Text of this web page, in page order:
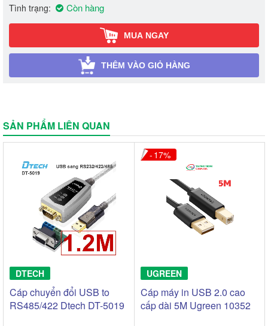
Tình trạng Còn hàng
MUA NGAY
THÊM VÀO GIỎ HÀNG
SẢN PHẨM LIÊN QUAN
DTECH
Cáp chuyển đổi USB to
RS485/422 Dtech DT-5019
17
UGREEN
Cáp máy in USB 2.0 cao
cấp dài 5M Ugreen 10352